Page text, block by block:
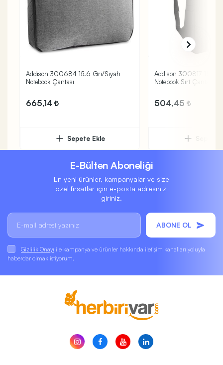
Addison 300684 15.6 Gri/Siyah
Notebook Çantası
665,14
Sepete Ekle
Addison 300817 15.6"
Notebook Sırt Çantası
504,45
E-Bülten Aboneliği
En yeni ürünler, kampanyalar ve size
özel fırsatlar için e-posta adresinizi
giriniz.
ABONE OL
Gizlilik Onayı ile kampanya ve ürünler hakkında iletişim kanalları yoluyla
haberdar olmak istiyorum.